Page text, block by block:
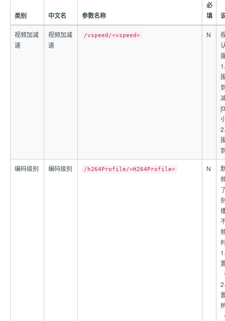
类别 中文名 参数名称
必
填
视频加减
速
视频加减
速
/vspeed/<vspeed> N
编码级别 编码级别 /h264Profile/<H264Profile> N